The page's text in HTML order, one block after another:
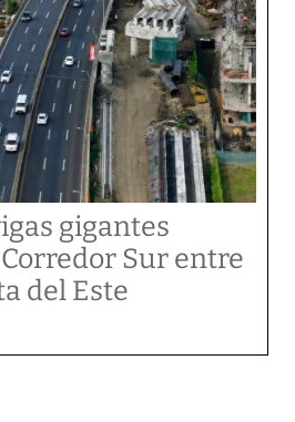
gigantes
Sur entre
del Este